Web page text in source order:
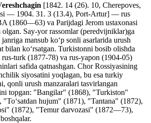
[1842. 14 (26). 10, Cherepoves,
— 1904. 31. 3 (13.4), Port-Artur] — rus
(1860—63) va Parijdagi Jerom ustaxonasi
Say-yor rassomlar (peredvijniklar)ga
mansub koʻp sonli asarlarida urush
bilan koʻrsatgan. Turkistonni bosib olishda
turk (1877-78) va rus-yapon (1904-05)
safida qatnashgan. Chor Rossiyasining
siyosatini yoqlagan, bu esa turkiy
qonli urush manzaralari tasvirlangan
topgan: "Bangilar" (1868), "Turkiston"
hujum" (1871), "Tantana" (1872),
(1872), "Temur darvozasi" (1872—73),